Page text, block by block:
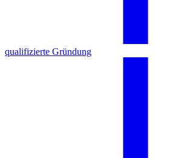
qualifizierte Gründung